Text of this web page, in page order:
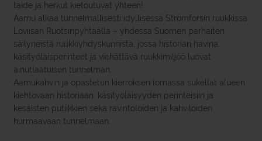
taide ja herkut kietoutuvat yhteen!
Aamu alkaa tunnelmallisesti idyllisessä Strömforsin ruukkissa
Loviisan Ruotsinpyhtäällä – yhdessä Suomen parhaiten
säilyneistä ruukkiyhdyskunnista, jossa historian havina,
käsityöläisperinteet ja viehättävä ruukkimiljöö luovat
ainutlaatuisen tunnelman.
Aamukahvin ja opastetun kierroksen lomassa sukellat alueen
kiehtovaan historiaan, käsityöläisyyden perinteisiin ja
kesäisten putiikkien sekä ravintoloiden ja kahviloiden
hurmaavaan tunnelmaan.